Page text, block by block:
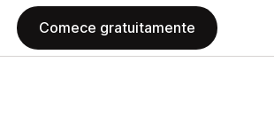
Comece gratuitamente